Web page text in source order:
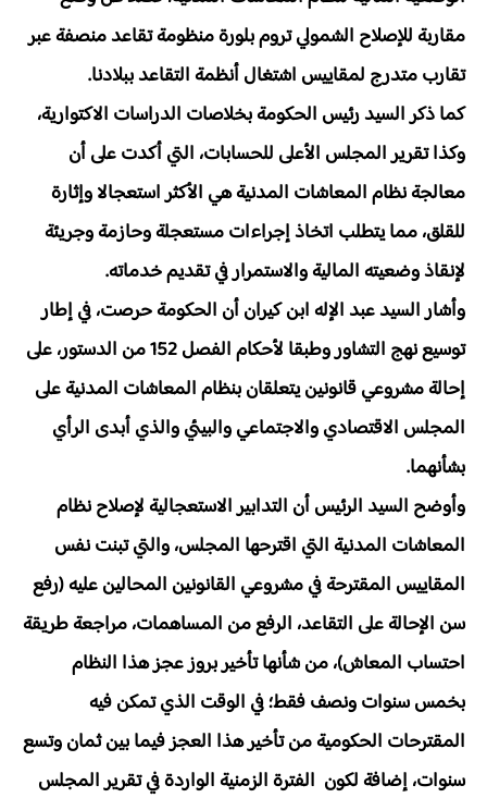
مقاربة للإصلاح الشمولي تروم بلورة منظومة تقاعد منصفة عبر
تقارب متدرج لمقاييس اشتغال أنظمة التقاعد ببلادنا.
كما ذكر السيد رئيس الحكومة بخلاصات الدراسات الاكتوارية،
وكذا تقرير المجلس الأعلى للحسابات، التي أكدت على أن
معالجة نظام المعاشات المدنية هي الأكثر استعجالا وإثارة
للقلق، مما يتطلب اتخاذ إجراءات مستعجلة وحازمة وجريئة
لإنقاذ وضعيته المالية والاستمرار في تقديم خدماته.
وأشار السيد عبد الإله ابن كيران أن الحكومة حرصت، في إطار
توسيع نهج التشاور وطبقا لأحكام الفصل 152 من الدستور، على
إحالة مشروعي قانونين يتعلقان بنظام المعاشات المدنية على
المجلس الاقتصادي والاجتماعي والبيئي والذي أبدى الرأي
بشأنهما.
وأوضح السيد الرئيس أن التدابير الاستعجالية لإصلاح نظام
المعاشات المدنية التي اقترحها المجلس، والتي تبنت نفس
المقاييس المقترحة في مشروعي القانونين المحالين عليه (رفع
سن الإحالة على التقاعد، الرفع من المساهمات، مراجعة طريقة
احتساب المعاش)، من شأنها تأخير بروز عجز هذا النظام
بخمس سنوات ونصف فقط؛ في الوقت الذي تمكن فيه
المقترحات الحكومية من تأخير هذا العجز فيما بين ثمان وتسع
سنوات، إضافة لكون الفترة الزمنية الواردة في تقرير المجلس